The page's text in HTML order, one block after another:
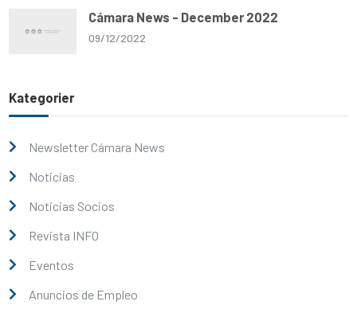
Cámara News - December 2022
09/12/2022
Kategorier
Newsletter Cámara News
Noticias
Noticias Socios
Revista INFO
Eventos
Anuncios de Empleo